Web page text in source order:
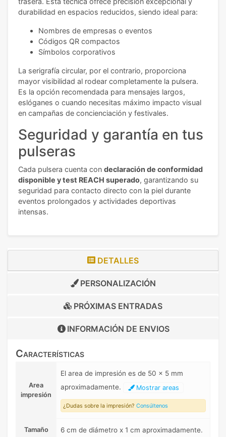
durabilidad en espacios reducidos, siendo ideal para:
Nombres de empresas o eventos
Códigos QR compactos
Símbolos corporativos
La serigrafía circular, por el contrario, proporciona
mayor visibilidad al rodear completamente la pulsera.
Es la opción recomendada para mensajes largos,
eslóganes o cuando necesitas máximo impacto visual
en campañas de concienciación y festivales.
Seguridad y garantía en tus
pulseras
Cada pulsera cuenta con declaración de conformidad
disponible y test REACH superado, garantizando su
seguridad para contacto directo con la piel durante
eventos prolongados y actividades deportivas
intensas.
DETALLES
PERSONALIZACIÓN
PRÓXIMAS ENTRADAS
INFORMACIÓN DE ENVIOS
Características
Area
impresión
El area de impresión es de 50 x 5 mm
aproximadamente.
Mostrar areas
¿Dudas sobre la impresión? Consúltenos
Tamaño 6 cm de diámetro x 1 cm aproximadamente.